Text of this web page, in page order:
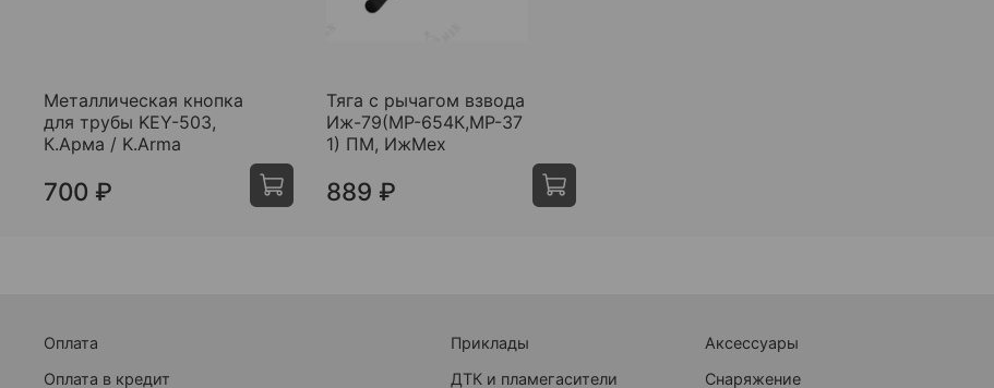
Металлическая кнопка
для трубы KEY-503,
К.Арма / K.Arma
700 ₽
Тяга с рычагом взвода
Иж-79(МР-654К,МР-37
1) ПМ, ИжМех
889 ₽
Оплата
Оплата в кредит
Приклады
ДТК и пламегасители
Аксессуары
Снаряжение